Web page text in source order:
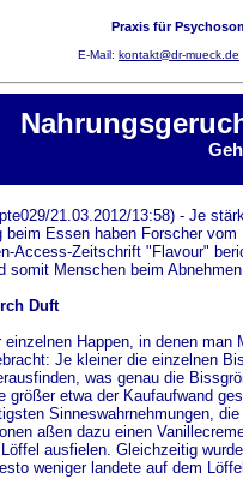
Praxis für
E-Mail: kontakt@dr-mueck.de
21.03.2012/13:58) - Je
beim Essen haben Forscher
Access-Zeitschrift "Flavour"
somit Menschen beim
Duft
einzelnen Happen, in denen
Je kleiner die einzelnen
was genau die
größer etwa der Kaufaufwand
Sinneswahrnehmungen,
aßen dazu einen
ausfielen. Gleichzeitig
weniger landete auf dem